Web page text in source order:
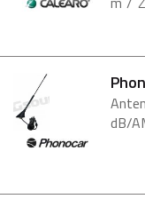
tetto
dB/
pz